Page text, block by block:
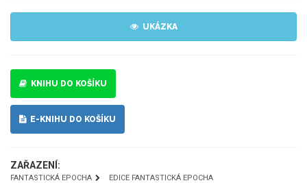
UKÁZKA
KNIHU DO KOŠÍKU
E-KNIHU DO KOŠÍKU
ZAŘAZENÍ:
FANTASTICKÁ EPOCHA EDICE FANTASTICKÁ EPOCHA